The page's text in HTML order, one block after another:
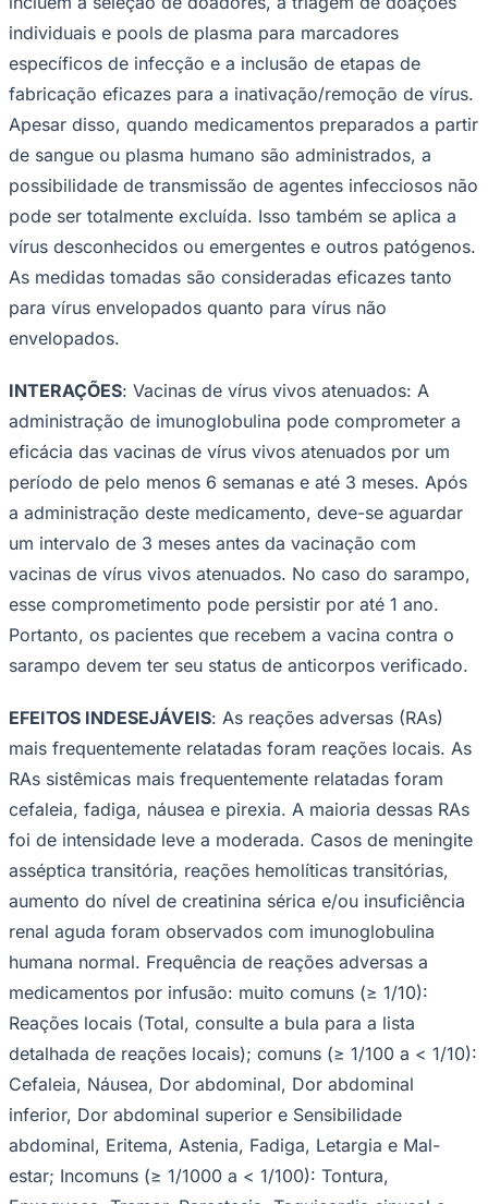
Athletico-PR
individuais e pools de plasma para marcadores
específicos de infecção e a inclusão de etapas de
fabricação eficazes para a inativação/remoção de vírus.
Apesar disso, quando medicamentos preparados a partir
de sangue ou plasma humano são administrados, a
possibilidade de transmissão de agentes infecciosos não
pode ser totalmente excluída. Isso também se aplica a
vírus desconhecidos ou emergentes e outros patógenos.
As medidas tomadas são consideradas eficazes tanto
para vírus envelopados quanto para vírus não
envelopados.
INTERAÇÕES: Vacinas de vírus vivos atenuados: A
administração de imunoglobulina pode comprometer a
eficácia das vacinas de vírus vivos atenuados por um
período de pelo menos 6 semanas e até 3 meses. Após
a administração deste medicamento, deve-se aguardar
um intervalo de 3 meses antes da vacinação com
vacinas de vírus vivos atenuados. No caso do sarampo,
esse comprometimento pode persistir por até 1 ano.
Portanto, os pacientes que recebem a vacina contra o
sarampo devem ter seu status de anticorpos verificado.
EFEITOS INDESEJÁVEIS: As reações adversas (RAs)
mais frequentemente relatadas foram reações locais. As
RAs sistêmicas mais frequentemente relatadas foram
cefaleia, fadiga, náusea e pirexia. A maioria dessas RAs
foi de intensidade leve a moderada. Casos de meningite
asséptica transitória, reações hemolíticas transitórias,
aumento do nível de creatinina sérica e/ou insuficiência
renal aguda foram observados com imunoglobulina
humana normal. Frequência de reações adversas a
medicamentos por infusão: muito comuns (≥ 1/10):
Reações locais (Total, consulte a bula para a lista
detalhada de reações locais); comuns (≥ 1/100 a < 1/10):
Cefaleia, Náusea, Dor abdominal, Dor abdominal
inferior, Dor abdominal superior e Sensibilidade
abdominal, Eritema, Astenia, Fadiga, Letargia e Mal-
estar; Incomuns (≥ 1/1000 a < 1/100): Tontura,